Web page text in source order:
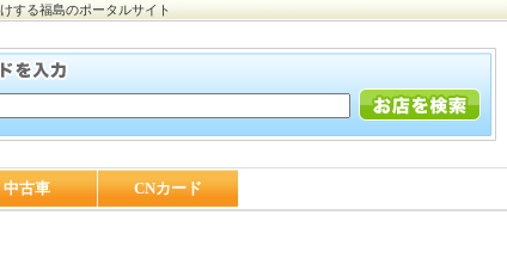
する福島のポータルサイト
中古車 CNカード